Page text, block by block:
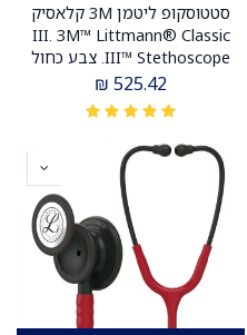
סטטוסקופ ליטמן 3M קלאסיק
III. 3M™ Littmann® Classic
III™ Stethoscope. צבע כחול
קריביאן מתכת זהובה גימור
קשת. Caribbean blue color,
דגם 5807. ממברנה כפולה.
אחריות יצרן 5 שנים . יבוא רשמי
לישראל.
525.42
₪